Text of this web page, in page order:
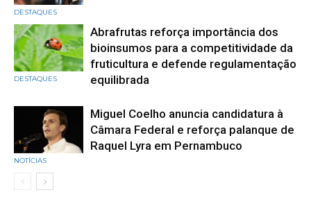
DESTAQUES
DESTAQUES
Abrafrutas reforça importância dos
bioinsumos para a competitividade da
fruticultura e defende regulamentação
equilibrada
NOTÍCIAS
Miguel Coelho anuncia candidatura à
Câmara Federal e reforça palanque de
Raquel Lyra em Pernambuco